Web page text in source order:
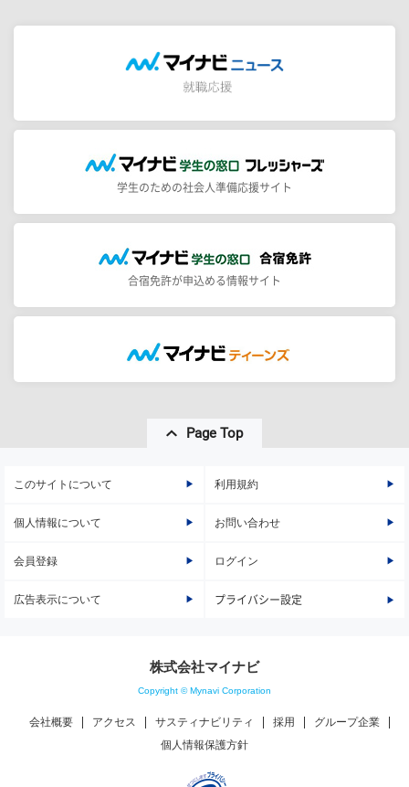
学生のための社会人準備応援サイト
合宿免許が申込める情報サイト
Page Top
このサイトについて 利用規約
個人情報について お問い合わせ
会員登録 ログイン
広告表示について プライバシー設定
株式会社マイナビ
Copyright © Mynavi Corporation
会社概要 アクセス サスティナビリティ 採用
グループ企業
個人情報保護方針